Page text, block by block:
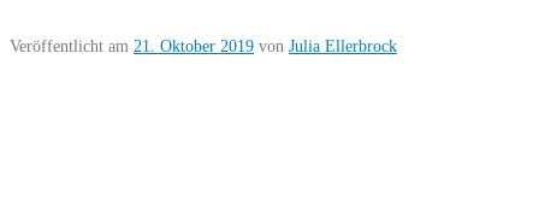
Veröffentlicht am 21. Oktober 2019 von Julia Ellerbrock